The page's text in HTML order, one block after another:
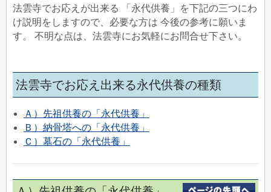
法雲寺でお応えが出来る 「永代供養」を下記の三つにわ
け説明をしますので、必要な方は 今後の参考に願いま
す。 不明な点は、法雲寺にお気軽にお問合せ下さい。
法雲寺でお応え出来る永代供養の種類
Ａ）先祖供養の「永代供養」
Ｂ）納骨塔への「永代供養」
Ｃ）墓石の「永代供養」